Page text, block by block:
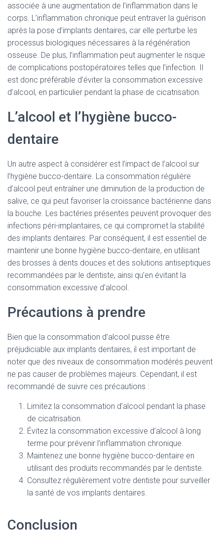
associée à une augmentation de l’inflammation dans le
corps. L’inflammation chronique peut entraver la guérison
après la pose d’implants dentaires, car elle perturbe les
processus biologiques nécessaires à la régénération
osseuse. De plus, l’inflammation peut augmenter le risque
de complications postopératoires telles que l’infection. Il
est donc préférable d’éviter la consommation excessive
d’alcool, en particulier pendant la phase de cicatrisation.
L’alcool et l’hygiène bucco-
dentaire
Un autre aspect à considérer est l’impact de l’alcool sur
l’hygiène bucco-dentaire. La consommation régulière
d’alcool peut entraîner une diminution de la production de
salive, ce qui peut favoriser la croissance bactérienne dans
la bouche. Les bactéries présentes peuvent provoquer des
infections péri-implantaires, ce qui compromet la stabilité
des implants dentaires. Par conséquent, il est essentiel de
maintenir une bonne hygiène bucco-dentaire, en utilisant
des brosses à dents douces et des solutions antiseptiques
recommandées par le dentiste, ainsi qu’en évitant la
consommation excessive d’alcool.
Précautions à prendre
Bien que la consommation d’alcool puisse être
préjudiciable aux implants dentaires, il est important de
noter que des niveaux de consommation modérés peuvent
ne pas causer de problèmes majeurs. Cependant, il est
recommandé de suivre ces précautions :
Limitez la consommation d’alcool pendant la phase
de cicatrisation.
Évitez la consommation excessive d’alcool à long
terme pour prévenir l’inflammation chronique.
Maintenez une bonne hygiène bucco-dentaire en
utilisant des produits recommandés par le dentiste.
Consultez régulièrement votre dentiste pour surveiller
la santé de vos implants dentaires.
Conclusion